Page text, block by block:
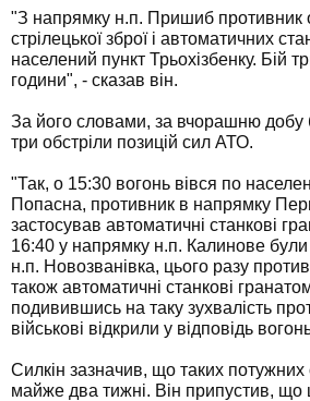
"З напрямку н.п. Пришиб противник
стрілецької зброї і автоматичних
населений пункт Трьохізбенку. Бій
години", - сказав він.
За його словами, за вчорашню добу
три обстріли позицій сил АТО.
"Так, о 15:30 вогонь вівся по
Попасна, противник в напрямку
застосував автоматичні станкові
16:40 у напрямку н.п. Калинове були
н.п. Новозванівка, цього разу
також автоматичні станкові
подивившись на таку зухвалість
військові відкрили у відповідь
Силкін зазначив, що таких потужних
майже два тижні. Він припустив, що